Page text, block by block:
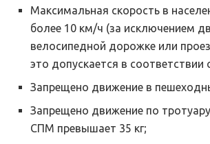
Максимальная скорость в
более 10 км/ч (за исключением
велосипедной дорожке или
это допускается в соответствии
Запрещено движение в
Запрещено движение по
СПМ превышает 35 кг;